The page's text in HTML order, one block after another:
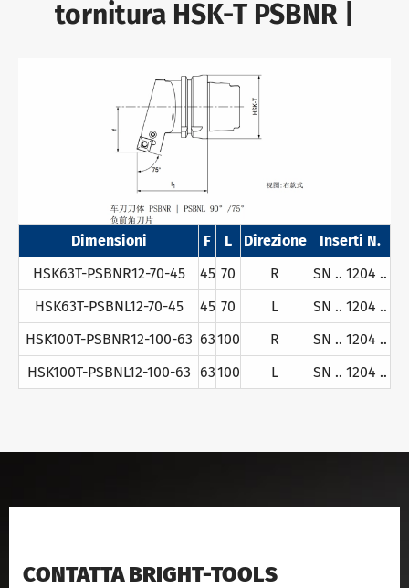
tornitura HSK-T PSBNR |
Dimensioni F L Direzione
Inserti N.
HSK63T-PSBNR12-70-45
45 70 R
SN .. 1204 ..
HSK63T-PSBNL12-70-45
45 70 L
SN .. 1204 ..
HSK100T-PSBNR12-100-63 63100 R
SN .. 1204 ..
HSK100T-PSBNL12-100-63
63100 L SN .. 1204 ..
CONTATTA BRIGHT-TOOLS